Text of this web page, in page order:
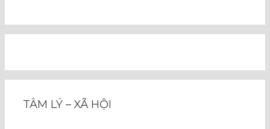
TÂM LÝ – XÃ HỘI